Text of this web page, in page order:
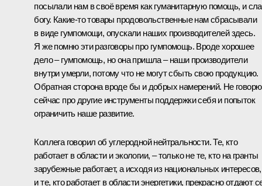
посылали нам в своё время как гуманитарную помощь, и
богу. Какие-то товары продовольственные нам сбрасывали
в виде гумпомощи, опускали наших производителей здесь.
Я же помню эти разговоры про гумпомощь. Вроде хорошее
дело – гумпомощь, но она пришла – наши производители
внутри умерли, потому что не могут сбыть свою продукцию.
Обратная сторона вроде бы и добрых намерений. Не говорю
сейчас про другие инструменты поддержки себя и попыток
ограничить наше развитие.
Коллега говорил об углеродной нейтральности. Те, кто
работает в области и экологии, – только не те, кто на гранты
зарубежные работает, а исходя из национальных
и те, кто работает в области энергетики, прекрасно отдают